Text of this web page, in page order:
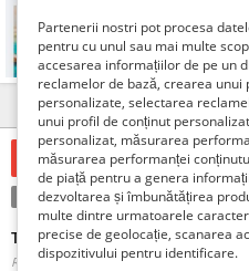
Detalii
Verifica cu vanzatorul
Condiție:Nou Tranzacţie:Vinde
Tablouri peisaje cu marea
Romania, Ilfov, Bucuresti Sector 1,
Partenerii nostri pot procesa
pentru cu unul sau mai multe
accesarea informațiilor de pe un
reclamelor de bază, crearea unui
personalizate, selectarea
unui profil de conținut
personalizat, măsurarea
măsurarea performanței
de piață pentru a genera
dezvoltarea și îmbunătățirea
multe dintre urmatoarele
precise de geolocație, scanarea
dispozitivului pentru identificare.